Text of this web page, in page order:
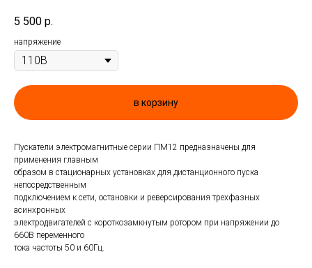
5 500 р.
напряжение
в корзину
Пускатели электромагнитные серии ПМ12 предназначены для
применения главным
образом в стационарных установках для дистанционного пуска
непосредственным
подключением к сети, остановки и реверсирования трехфазных
асинхронных
электродвигателей с короткозамкнутым ротором при напряжении до
660В переменного
тока частоты 50 и 60Гц.